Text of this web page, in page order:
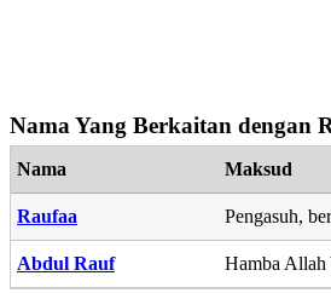
Nama Yang Berkaitan dengan
Nama Maksud
Raufaa Pengasuh,
Abdul Rauf Hamba Allah